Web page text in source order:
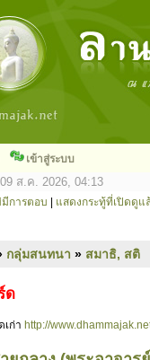
เข้าสู่ระบบ
ส.ค. 2026, 04:13
การตอบ แสดงกระทู้ที่เปิดดูแ
กลุ่มสนทนา » สมาธิ, สติ
ด
เก่า http://